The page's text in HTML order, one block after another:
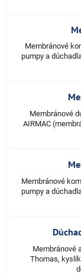
Membránové
pumpy a
Membránové
AIRMAC
Membránové
pumpy a
Membránové
Thomas,